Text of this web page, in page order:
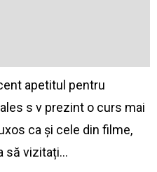
apetitul pentru
sӑ vӑ prezint o cursӑ mai
ca și cele din filme,
să vizitați…